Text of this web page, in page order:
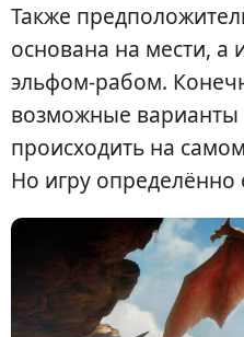
Также
основана на мести, а
эльфом-рабом.
возможные варианты
происходить на
Но игру